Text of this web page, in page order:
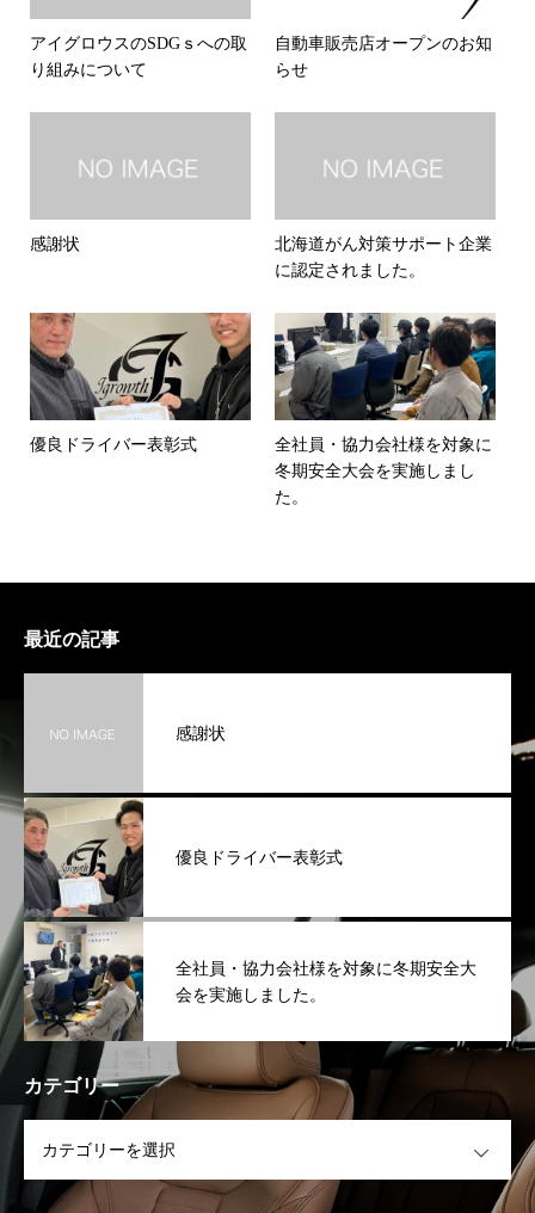
アイグロウスのSDGｓへの取
り組みについて
自動車販売店オープンのお知
らせ
感謝状
北海道がん対策サポート企業
に認定されました。
優良ドライバー表彰式
全社員・協力会社様を対象に
冬期安全大会を実施しまし
た。
最近の記事
感謝状
優良ドライバー表彰式
全社員・協力会社様を対象に冬期安全大
会を実施しました。
カテゴリー